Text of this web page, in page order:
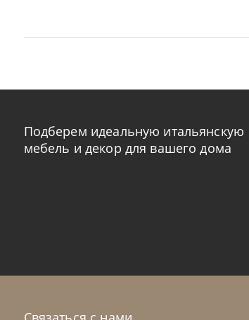
Подберем идеальную итальянскую
мебель и декор для вашего дома